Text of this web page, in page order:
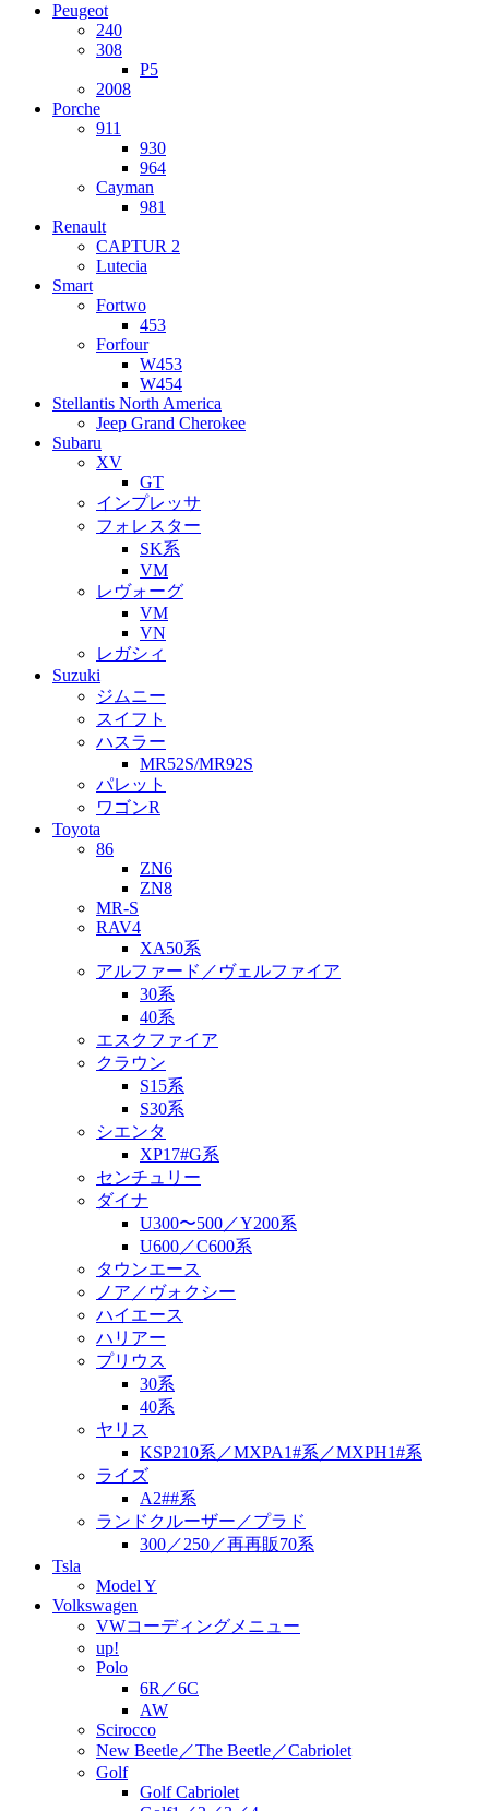
Peugeot
240
308
P5
2008
Porche
911
930
964
Cayman
981
Renault
CAPTUR 2
Lutecia
Smart
Fortwo
453
Forfour
W453
W454
Stellantis North America
Jeep Grand Cherokee
Subaru
XV
GT
インプレッサ
フォレスター
SK系
VM
レヴォーグ
VM
VN
レガシィ
Suzuki
ジムニー
スイフト
ハスラー
MR52S/MR92S
パレット
ワゴンR
Toyota
86
ZN6
ZN8
MR-S
RAV4
XA50系
アルファード／ヴェルファイア
30系
40系
エスクファイア
クラウン
S15系
S30系
シエンタ
XP17#G系
センチュリー
ダイナ
U300〜500／Y200系
U600／C600系
タウンエース
ノア／ヴォクシー
ハイエース
ハリアー
プリウス
30系
40系
ヤリス
KSP210系／MXPA1#系／MXPH1#系
ライズ
A2##系
ランドクルーザー／プラド
300／250／再再販70系
Tsla
Model Y
Volkswagen
VWコーディングメニュー
up!
Polo
6R／6C
AW
Scirocco
New Beetle／The Beetle／Cabriolet
Golf
Golf Cabriolet